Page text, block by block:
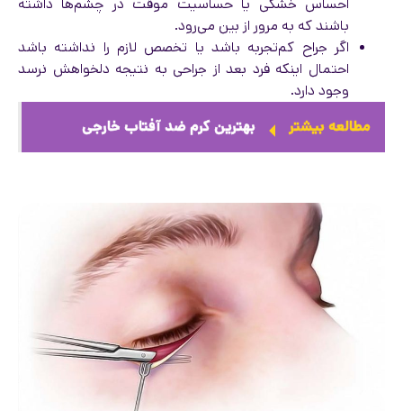
باشند که به مرور از بین می‌رود.
اگر جراح کم‌تجربه باشد یا تخصص لازم را نداشته باشد
احتمال اینکه فرد بعد از جراحی به نتیجه دلخواهش نرسد
وجود دارد.
مطالعه بیشتر
بهترین کرم ضد آفتاب خارجی